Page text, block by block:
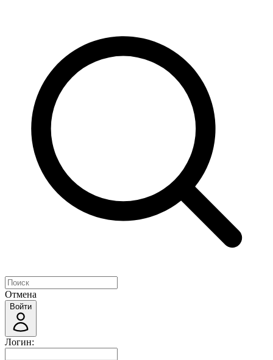
Отмена
Войти
Логин: